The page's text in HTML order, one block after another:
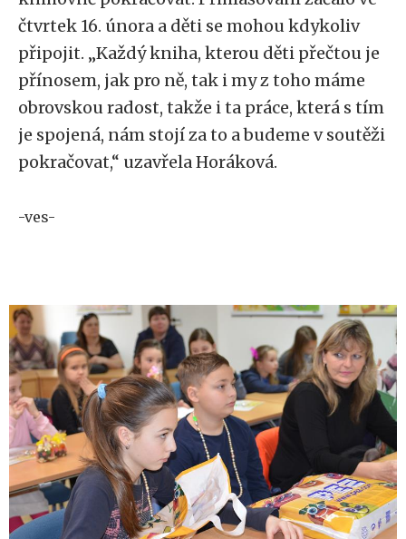
čtvrtek 16. února a děti se mohou kdykoliv
připojit. „Každý kniha, kterou děti přečtou je
přínosem, jak pro ně, tak i my z toho máme
obrovskou radost, takže i ta práce, která s tím
je spojená, nám stojí za to a budeme v soutěži
pokračovat,“ uzavřela Horáková.
-ves-